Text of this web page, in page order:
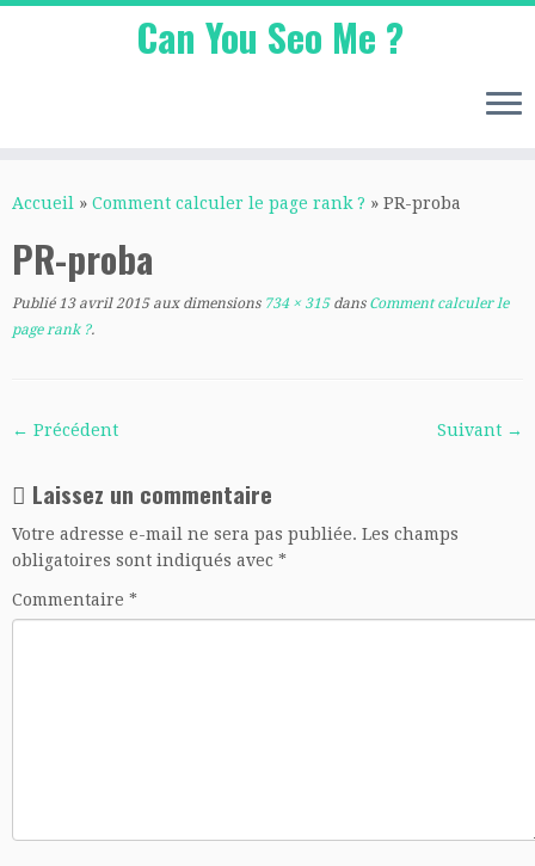
au
Can You Seo Me ?
Accueil » Comment calculer le page rank ? » PR-proba
PR-proba
Publié 13 avril 2015aux dimensions734 × 315dansComment calculer le
page rank ?.
← Précédent Suivant →
Laissez un commentaire
Votre adresse e-mail ne sera pas publiée. Les champs
obligatoires sont indiqués avec *
Commentaire *